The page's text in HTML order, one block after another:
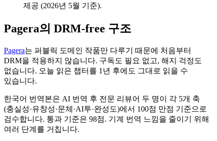
제공 (2026년 5월 기준).
Pagera의 DRM-free 구조
Pagera는 퍼블릭 도메인 작품만 다루기 때문에 처음부터
DRM을 적용하지 않습니다. 구독도 필요 없고, 해지 걱정도
없습니다. 오늘 읽은 챕터를 1년 후에도 그대로 읽을 수
있습니다.
한국어 번역본은 AI 번역 후 전문 리뷰어 두 명이 각 5개 축
(충실성·유창성·문체·AI투·완성도)에서 100점 만점 기준으로
검수합니다. 통과 기준은 98점. 기계 번역 느낌을 줄이기 위해
여러 단계를 거칩니다.